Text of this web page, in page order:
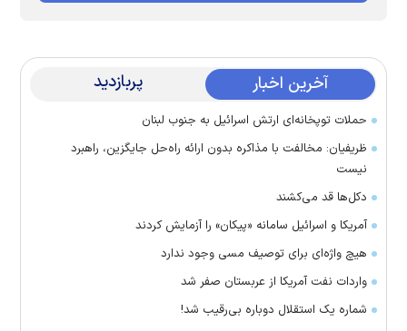
آخرین اخبار پربازدید
حملات توپخانه‌ای ارتش اسرائیل به جنوب لبنان
ظریفیان: مخالفت با مذاکره بدون ارائه راه‌حل جایگزین، راهبرد
نیست
دکل‌ها قد می‌کشند
آمریکا و اسرائیل سامانه «پیکان» را آزمایش کردند
هیچ واژه‌ای برای توصیف مسی وجود ندارد
واردات نفت آمریکا از عربستان صفر شد
شماره یک استقلال دوباره بی‌رقیب شد!